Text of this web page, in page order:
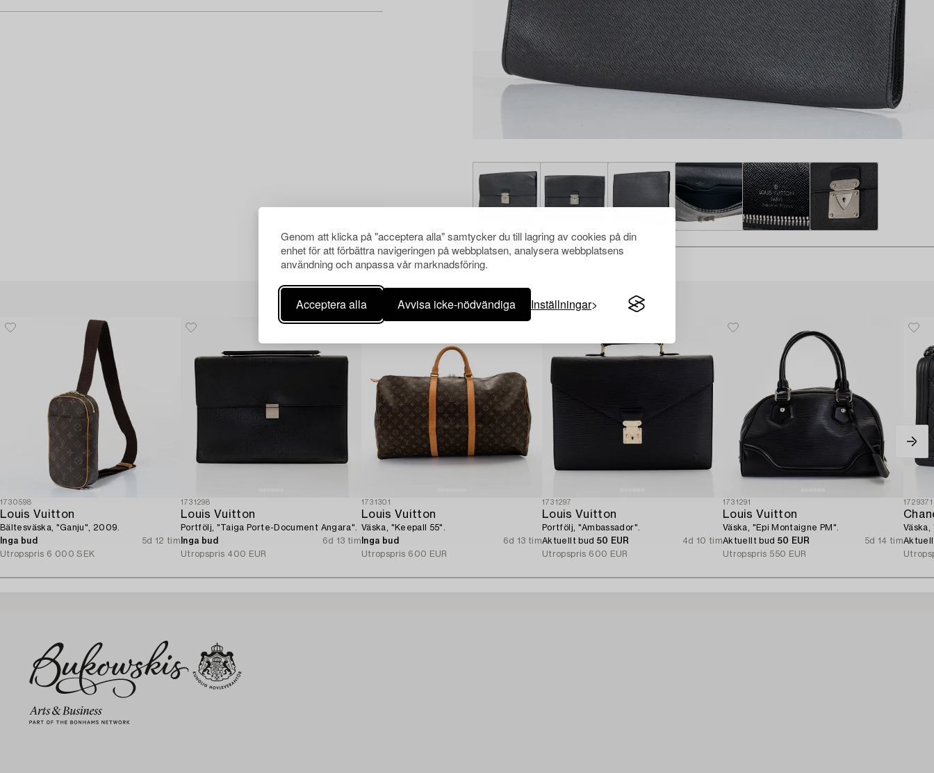
Genom att klicka på "acceptera alla" samtycker du till lagring av cookies på din
enhet för att förbättra navigeringen på webbplatsen, analysera webbplatsens
användning och anpassa vår marknadsföring.
Acceptera alla Avvisa icke-nödvändiga Inställningar
Andra har även tittat på
1730598
Louis Vuitton
Bältesväska, "Ganju", 2009.
Inga bud
5d 12 tim
Utropspris 6 000 SEK
1731298
Louis Vuitton
Portfölj, "Taiga Porte-Document Angara".
Inga bud
6d 13 tim
Utropspris 400 EUR
1731301
Louis Vuitton
Väska, "Keepall 55".
Inga bud
6d 13 tim
Utropspris 600 EUR
1731297
Louis Vuitton
Portfölj, "Ambassador".
Aktuellt bud 50 EUR
4d 10 tim
Utropspris 600 EUR
1731291
Louis Vuitton
Väska, "Epi Montaigne PM".
Aktuellt bud 50 EUR
5d 14 tim
Utropspris 550 EUR
1729371
Väska,